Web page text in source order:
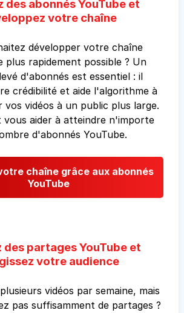
des abonnés YouTube et
votre chaîne
développer votre chaîne
plus rapidement possible ? Un
d'abonnés est essentiel : il
crédibilité et aide l'algorithme à
vos vidéos à un public plus large.
vous aider à atteindre n'importe
d'abonnés YouTube.
chaîne grâce aux abonnés
YouTube
des partages YouTube et
votre audience
vidéos par semaine, mais
pas suffisamment de partages ?